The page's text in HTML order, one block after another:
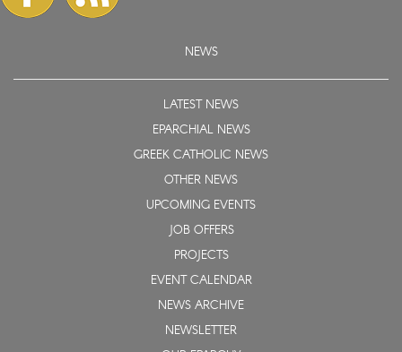
NEWS
LATEST NEWS
EPARCHIAL NEWS
GREEK CATHOLIC NEWS
OTHER NEWS
UPCOMING EVENTS
JOB OFFERS
PROJECTS
EVENT CALENDAR
NEWS ARCHIVE
NEWSLETTER